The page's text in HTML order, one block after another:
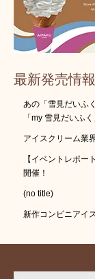
最新発売情報
あの「雪見だいふ
「my 雪見だいふ
アイスクリーム業
【イベントレポー
開催！
(no title)
新作コンビニアイ